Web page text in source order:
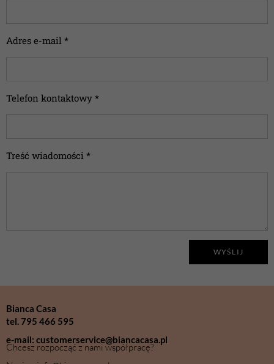
Adres e-mail *
Telefon kontaktowy *
Treść wiadomości *
WYŚLIJ
Bianca Casa
tel. 795 466 595
e-mail: customerservice@biancacasa.pl
Chcesz rozpocząć z nami współpracę?